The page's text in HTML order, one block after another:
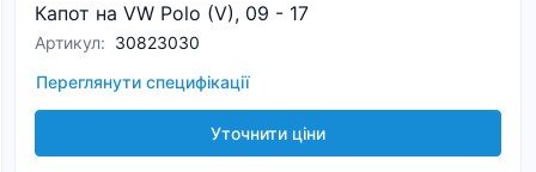
Капот на VW Polo (V), 09 - 17
Артикул: 30823030
Переглянути специфікації
Уточнити ціни